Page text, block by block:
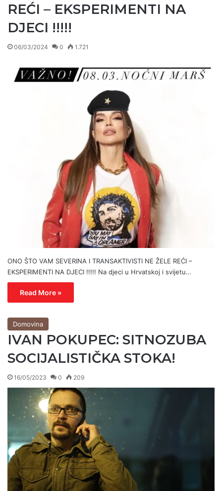
REĆI – EKSPERIMENTI NA
DJECI !!!!!
06/03/2024 0 1.721
ONO ŠTO VAM SEVERINA I TRANSAKTIVISTI NE ŽELE REĆI –
EKSPERIMENTI NA DJECI !!!!! Na djeci u Hrvatskoj i svijetu…
Read More »
Domovina
IVAN POKUPEC: SITNOZUBA
SOCIJALISTIČKA STOKA!
16/05/2023 0 209